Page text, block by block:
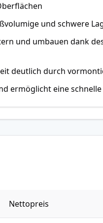
und schwere
und umbauen dank
deutlich durch
ermöglicht eine
Nettopreis